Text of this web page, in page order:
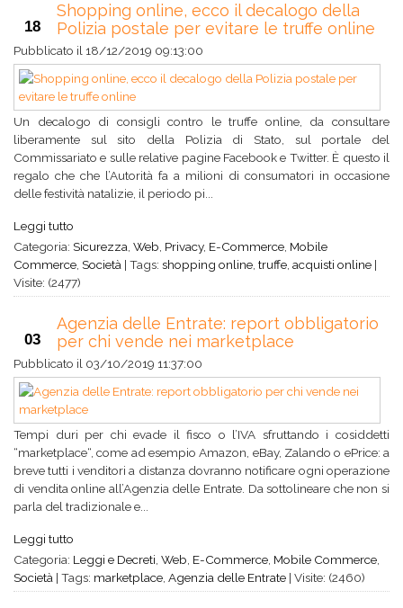
18
Shopping online, ecco il decalogo della
Polizia postale per evitare le truffe online
Pubblicato il 18/12/2019 09:13:00
Un decalogo di consigli contro le truffe online, da consultare
liberamente sul sito della Polizia di Stato, sul portale del
Commissariato e sulle relative pagine Facebook e Twitter. È questo il
regalo che che l’Autorità fa a milioni di consumatori in occasione
delle festività natalizie, il periodo pi...
Leggi tutto
Categoria: Sicurezza Web Privacy, E-Commerce Mobile
Commerce Società | Tags: shopping online truffe acquisti online |
Visite: (2477)
03
Agenzia delle Entrate: report obbligatorio
per chi vende nei marketplace
Pubblicato il 03/10/2019 11:37:00
Tempi duri per chi evade il fisco o l’IVA sfruttando i cosiddetti
“marketplace“, come ad esempio Amazon, eBay, Zalando o ePrice: a
breve tutti i venditori a distanza dovranno notificare ogni operazione
di vendita online all’Agenzia delle Entrate. Da sottolineare che non si
parla del tradizionale e...
Leggi tutto
Categoria: Leggi e Decreti Web E-Commerce Mobile Commerce
Società | Tags: marketplace Agenzia delle Entrate | Visite: (2460)